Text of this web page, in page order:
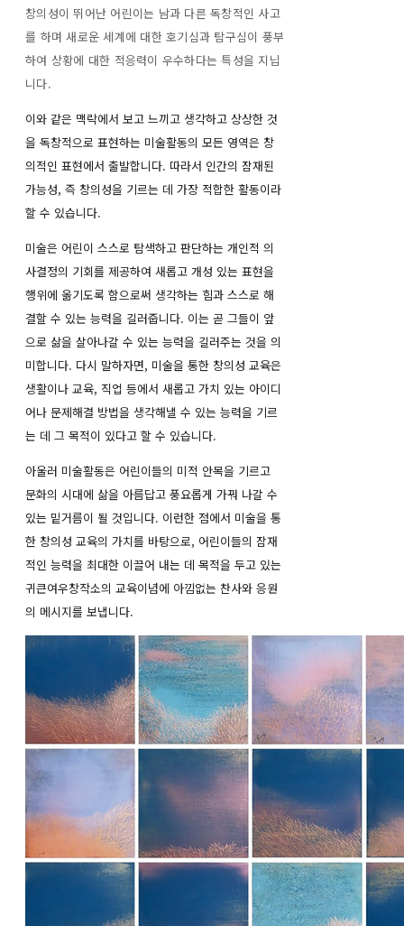
창의성이 뛰어난 어린이는 남과 다른 독창적인 사고
를 하며새로운 세계에 대한 호기심과 탐구심이 풍부
하여 상황에 대한 적응력이 우수하다는 특성을 지닙
니다.
이와 같은 맥락에서 보고 느끼고 생각하고 상상한 것
을 독창적으로 표현하는 미술활동의 모든 영역은 창
의적인 표현에서 출발합니다. 따라서 인간의 잠재된
가능성, 즉 창의성을 기르는 데 가장 적합한 활동이라
할 수 있습니다.
미술은 어린이 스스로 탐색하고 판단하는 개인적 의
사결정의 기회를 제공하여 새롭고 개성 있는 표현을
행위에 옮기도록 함으로써 생각하는 힘과 스스로 해
결할 수 있는 능력을 길러줍니다. 이는 곧 그들이 앞
으로 삶을 살아나갈 수 있는 능력을 길러주는 것을 의
미합니다. 다시 말하자면, 미술을 통한 창의성 교육은
생활이나 교육, 직업 등에서 새롭고 가치 있는 아이디
어나 문제해결 방법을 생각해낼 수 있는 능력을 기르
는 데 그 목적이 있다고 할 수 있습니다.
아울러 미술활동은 어린이들의 미적 안목을 기르고
문화의 시대에 삶을 아름답고 풍요롭게 가꿔 나갈 수
있는 밑거름이 될 것입니다. 이런한 점에서 미술을 통
한 창의성 교육의 가치를 바탕으로, 어린이들의 잠재
적인 능력을 최대한 이끌어 내는 데 목적을 두고 있는
귀큰여우창작소의 교육이념에 아낌없는 찬사와 응원
의 메시지를 보냅니다.